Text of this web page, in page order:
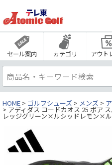
セール案内 カテゴリ アウト
HOME ゴルフシューズ メンズ
アディダス コードカオス 25 ボア
レッジグリーン×ルシッドレモン×